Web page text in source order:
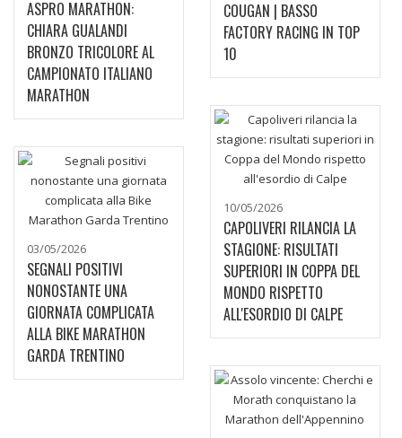
COUGAN | BASSO
FACTORY RACING IN TOP
10
ASPRO MARATHON:
CHIARA GUALANDI
BRONZO TRICOLORE AL
CAMPIONATO ITALIANO
MARATHON
10/05/2026
CAPOLIVERI RILANCIA LA
STAGIONE: RISULTATI
SUPERIORI IN COPPA DEL
MONDO RISPETTO
ALL'ESORDIO DI CALPE
03/05/2026
SEGNALI POSITIVI
NONOSTANTE UNA
GIORNATA COMPLICATA
ALLA BIKE MARATHON
GARDA TRENTINO